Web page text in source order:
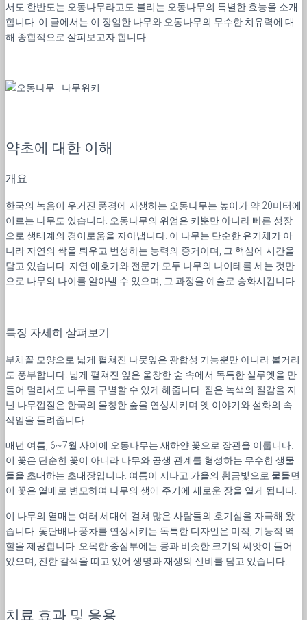
서도 한반도는 오동나무라고도 불리는 오동나무의 특별한 효능을 소개
합니다. 이 글에서는 이 장엄한 나무와 오동나무의 무수한 치유력에 대
해 종합적으로 살펴보고자 합니다.
약초에 대한 이해
개요
한국의 녹음이 우거진 풍경에 자생하는 오동나무는 높이가 약 20미터에
이르는 나무도 있습니다. 오동나무의 위엄은 키뿐만 아니라 빠른 성장
으로 생태계의 경이로움을 자아냅니다. 이 나무는 단순한 유기체가 아
니라 자연의 싹을 틔우고 번성하는 능력의 증거이며, 그 핵심에 시간을
담고 있습니다. 자연 애호가와 전문가 모두 나무의 나이테를 세는 것만
으로 나무의 나이를 알아낼 수 있으며, 그 과정을 예술로 승화시킵니다.
특징 자세히 살펴보기
부채꼴 모양으로 넓게 펼쳐진 나뭇잎은 광합성 기능뿐만 아니라 볼거리
도 풍부합니다. 넓게 펼쳐진 잎은 울창한 숲 속에서 독특한 실루엣을 만
들어 멀리서도 나무를 구별할 수 있게 해줍니다. 짙은 녹색의 질감을 지
닌 나무껍질은 한국의 울창한 숲을 연상시키며 옛 이야기와 설화의 속
삭임을 들려줍니다.
매년 여름, 6~7월 사이에 오동나무는 새하얀 꽃으로 장관을 이룹니다.
이 꽃은 단순한 꽃이 아니라 나무와 공생 관계를 형성하는 무수한 생물
들을 초대하는 초대장입니다. 여름이 지나고 가을의 황금빛으로 물들면
이 꽃은 열매로 변모하여 나무의 생애 주기에 새로운 장을 열게 됩니다.
이 나무의 열매는 여러 세대에 걸쳐 많은 사람들의 호기심을 자극해 왔
습니다. 돛단배나 풍차를 연상시키는 독특한 디자인은 미적, 기능적 역
할을 제공합니다. 오목한 중심부에는 콩과 비슷한 크기의 씨앗이 들어
있으며, 진한 갈색을 띠고 있어 생명과 재생의 신비를 담고 있습니다.
치료 효과 및 응용